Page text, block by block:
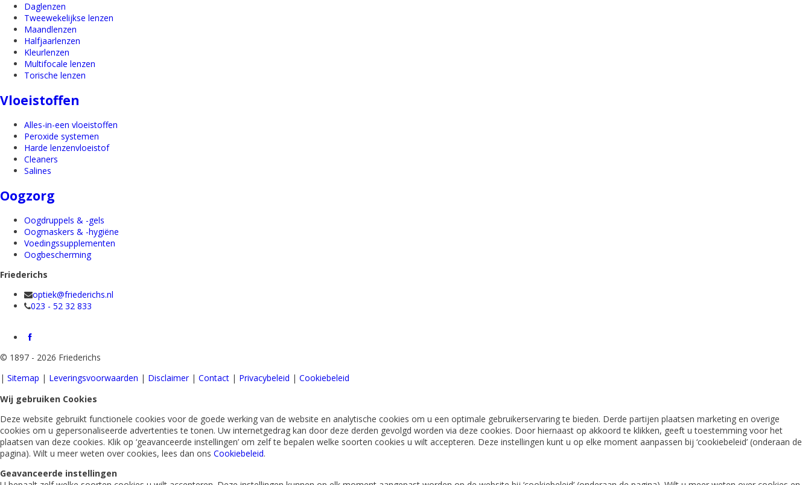
Daglenzen
Tweewekelijkse lenzen
Maandlenzen
Halfjaarlenzen
Kleurlenzen
Multifocale lenzen
Torische lenzen
Vloeistoffen
Alles-in-een vloeistoffen
Peroxide systemen
Harde lenzenvloeistof
Cleaners
Salines
Oogzorg
Oogdruppels & -gels
Oogmaskers & -hygiëne
Voedingssupplementen
Oogbescherming
Friederichs
optiek@friederichs.nl
023 - 52 32 833
© 1897 - 2026 Friederichs
| Sitemap | Leveringsvoorwaarden | Disclaimer | Contact | Privacybeleid | Cookiebeleid
Wij gebruiken Cookies
Deze website gebruikt functionele cookies voor de goede werking van de website en analytische cookies om u een optimale gebruikerservaring te bieden. Derde partijen plaatsen marketing en overige
cookies om u gepersonaliseerde advertenties te tonen. Uw internetgedrag kan door deze derden gevolgd worden via deze cookies. Door hiernaast op akkoord te klikken, geeft u toestemming voor het
plaatsen van deze cookies. Klik op ‘geavanceerde instellingen’ om zelf te bepalen welke soorten cookies u wilt accepteren. Deze instellingen kunt u op elke moment aanpassen bij ‘cookiebeleid’ (onderaan de
pagina). Wilt u meer weten over cookies, lees dan ons Cookiebeleid.
Geavanceerde instellingen